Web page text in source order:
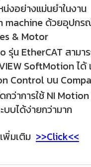
งอย่างแม่นยำในงาน
machine ด้วยอุปกร
& Motor
รุ่น EtherCAT สามา
SoftMotion ไ
Control บน
กว่าการใช้ NI
บได้ง่ายกว่ามาก
พิ่มเติม >>Click<<